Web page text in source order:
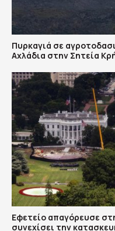
Πυρκαγιά σε
Αχλάδια στην Σητεία
Εφετείο απαγόρευσε
συνεχίσει την